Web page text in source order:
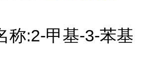
称:2-甲基-3-苯基